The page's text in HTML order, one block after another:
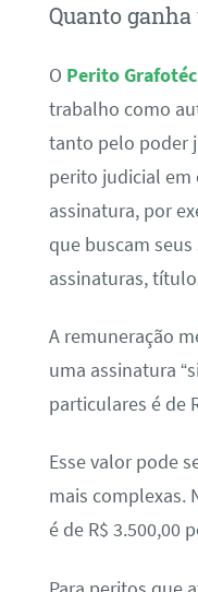
Quanto
O Perito
trabalho como
tanto pelo poder
perito judicial em
assinatura, por
que buscam
assinaturas,
A remuneração
uma assinatura
particulares é de
Esse valor pode
mais complexas.
é de R$ 3.500,00